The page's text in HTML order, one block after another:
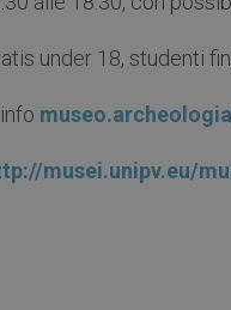
under 18, studenti
musei.unipv.eu/